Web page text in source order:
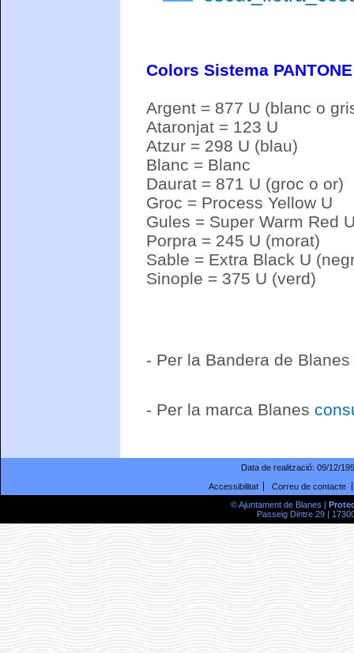
Colors Sistema PANTONE
Argent = 877 U (blanc o
Ataronjat = 123 U
Atzur = 298 U (blau)
Blanc = Blanc
Daurat = 871 U (groc o or)
Groc = Process Yellow U
Gules = Super Warm Red
Porpra = 245 U (morat)
Sable = Extra Black U
Sinople = 375 U (verd)
- Per la Bandera de Blanes
- Per la marca Blanes
Data de realització: 09/12/
Accessibilitat
Correu de contacte
© Ajuntament de Blanes |
Passeig Dintre 29 |